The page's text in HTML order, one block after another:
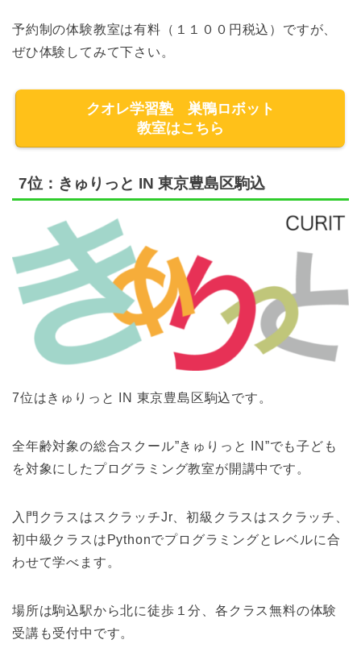
予約制の体験教室は有料（１１００円税込）ですが、
ぜひ体験してみて下さい。
クオレ学習塾 巣鴨ロボット
教室はこちら
7位：きゅりっと IN 東京豊島区駒込
7位はきゅりっと IN 東京豊島区駒込です。
全年齢対象の総合スクール”きゅりっと IN”でも子ども
を対象にしたプログラミング教室が開講中です。
入門クラスはスクラッチJr、初級クラスはスクラッチ、
初中級クラスはPythonでプログラミングとレベルに合
わせて学べます。
場所は駒込駅から北に徒歩１分、各クラス無料の体験
受講も受付中です。